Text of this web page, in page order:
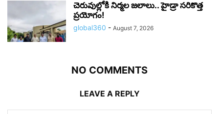
చెరువుల్లోకి నిర్మల జలాలు.. హైడ్రా సరికొత్త
ప్రయోగం!
global360 - August 7, 2026
NO COMMENTS
LEAVE A REPLY